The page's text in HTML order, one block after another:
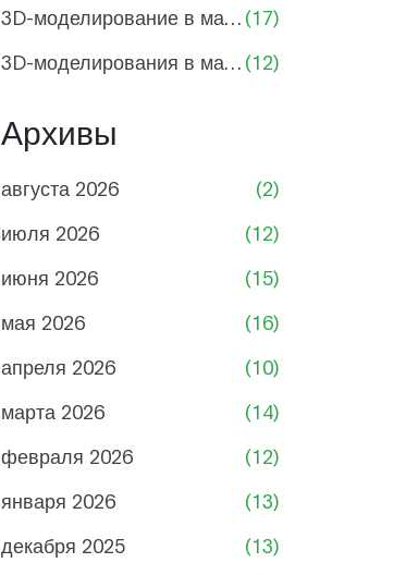
3D-моделирование в машиностроении (17)
3D-моделирования в машиностроении (12)
Архивы
августа 2026
(2)
июля 2026
(12)
июня 2026
(15)
мая 2026
(16)
апреля 2026
(10)
марта 2026
(14)
февраля 2026
(12)
января 2026
(13)
декабря 2025
(13)